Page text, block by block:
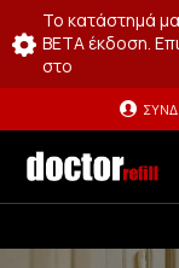
Το κατάστημά
BETA έκδοση.
στο